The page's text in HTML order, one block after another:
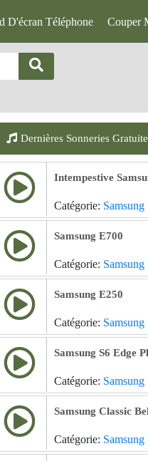
D'écran Téléphone Couper
Dernières Sonneries
Intempestive
Catégorie: Samsung
Samsung E700
Catégorie: Samsung
Samsung E250
Catégorie: Samsung
Samsung S6 Edge
Catégorie: Samsung
Samsung Classic
Catégorie: Samsung